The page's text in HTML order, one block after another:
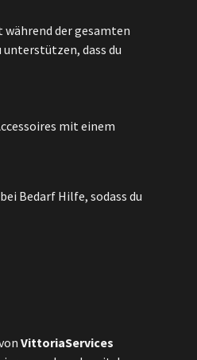
der gesamten
dass du
mit einem
Bedarf Hilfe, sodass du
VittoriaServices